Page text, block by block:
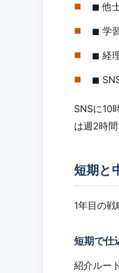
◼︎ 他
◼︎ 学
◼︎ 経
◼︎
SNSに10
は週2時間
短期と
1年目の
短期で仕
紹介ルー